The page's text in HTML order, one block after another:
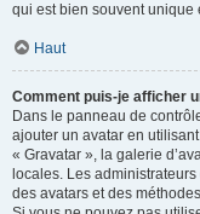
qui est bien souvent unique
Haut
Comment puis-je afficher
Dans le panneau de
ajouter un avatar en
« Gravatar », la galerie
locales. Les
des avatars et des